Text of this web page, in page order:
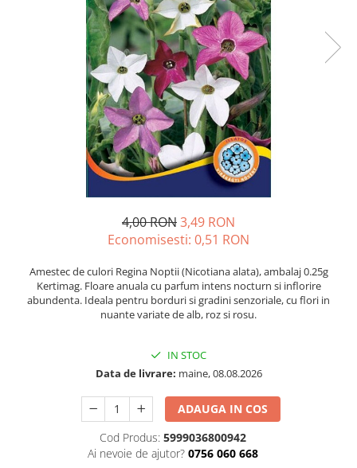
Seminte legume
Plante medicinale
Seminte ardei
Seminte broccoli
Seminte castraveti
Seminte ceapa
Seminte de Leustean
Seminte de Patrunjel
Seminte de praz
Seminte dovleac decorativ
Seminte dovlecel / dovleac
Seminte morcovi
Seminte pastarnac
Seminte plante aromatice
4,00 RON3,49 RON
Economisesti: 0,51 RON
Amestec de culori Regina Noptii (Nicotiana alata), ambalaj 0.25g
Kertimag. Floare anuala cu parfum intens nocturn si inflorire
abundenta. Ideala pentru borduri si gradini senzoriale, cu flori in
nuante variate de alb, roz si rosu.
IN STOC
Data de livrare: maine, 08.08.2026
ADAUGA IN COS
Cod Produs: 5999036800942
Ai nevoie de ajutor? 0756 060 668